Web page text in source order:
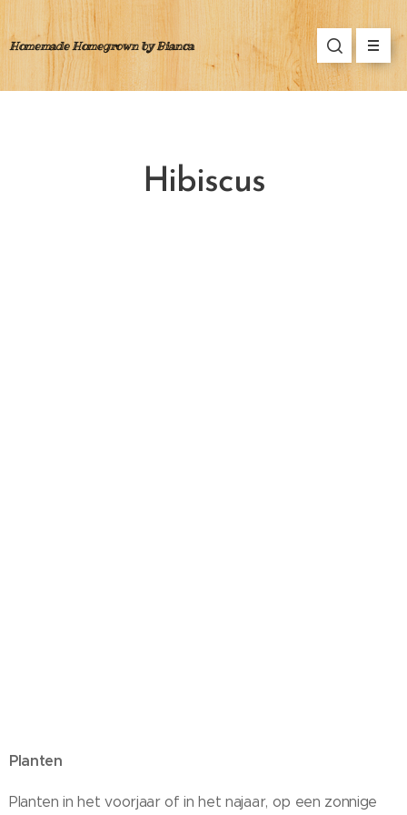
Homemade Homegrown by Bianca
Hibiscus
Planten
Planten in het voorjaar of in het najaar, op een zonnige